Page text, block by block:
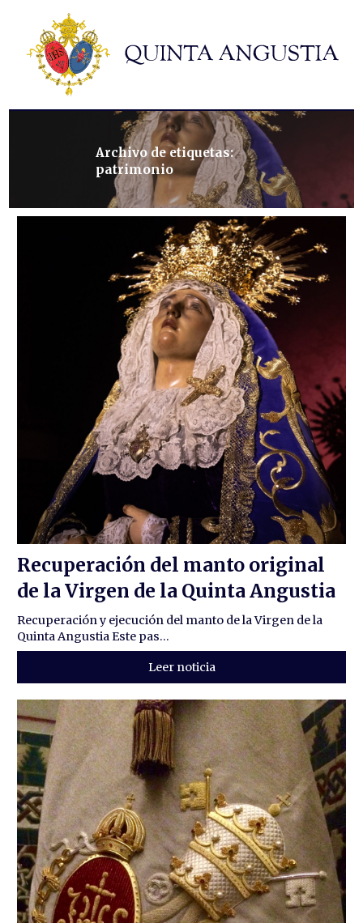
Hermandad
Titulares
Historia y patrimonio
Noticias
Archivo de etiquetas:
patrimonio
Recuperación del manto original
de la Virgen de la Quinta Angustia
Recuperación y ejecución del manto de la Virgen de la
Quinta Angustia Este pas...
Leer noticia